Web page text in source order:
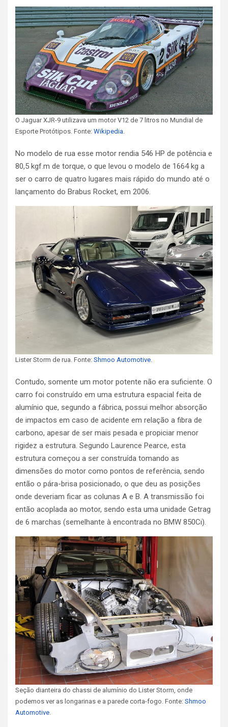
O Jaguar XJR-9 utilizava um motor V12 de 7 litros no Mundial de
Esporte Protótipos. Fonte: Wikipedia.
No modelo de rua esse motor rendia 546 HP de potência e
80,5 kgf.m de torque, o que levou o modelo de 1664 kg a
ser o carro de quatro lugares mais rápido do mundo até o
lançamento do Brabus Rocket, em 2006.
Lister Storm de rua. Fonte: Shmoo Automotive.
Contudo, somente um motor potente não era suficiente. O
carro foi construído em uma estrutura espacial feita de
alumínio que, segundo a fábrica, possui melhor absorção
de impactos em caso de acidente em relação a fibra de
carbono, apesar de ser mais pesada e propiciar menor
rigidez a estrutura. Segundo Laurence Pearce, esta
estrutura começou a ser construída tomando as
dimensões do motor como pontos de referência, sendo
então o pára-brisa posicionado, o que deu as posições
onde deveriam ficar as colunas A e B. A transmissão foi
então acoplada ao motor, sendo esta uma unidade Getrag
de 6 marchas (semelhante à encontrada no BMW 850Ci).
Seção dianteira do chassi de alumínio do Lister Storm, onde
podemos ver as longarinas e a parede corta-fogo. Fonte: Shmoo
Automotive.